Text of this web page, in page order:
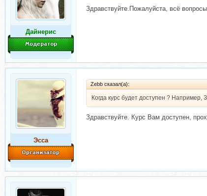
Дайнерис
Здравствуйте.Пожалуйста, всё
Эсса
Zebb сказал(а):
Когда курс будет доступен ? Например,
Здравствуйте. Курс Вам доступен,